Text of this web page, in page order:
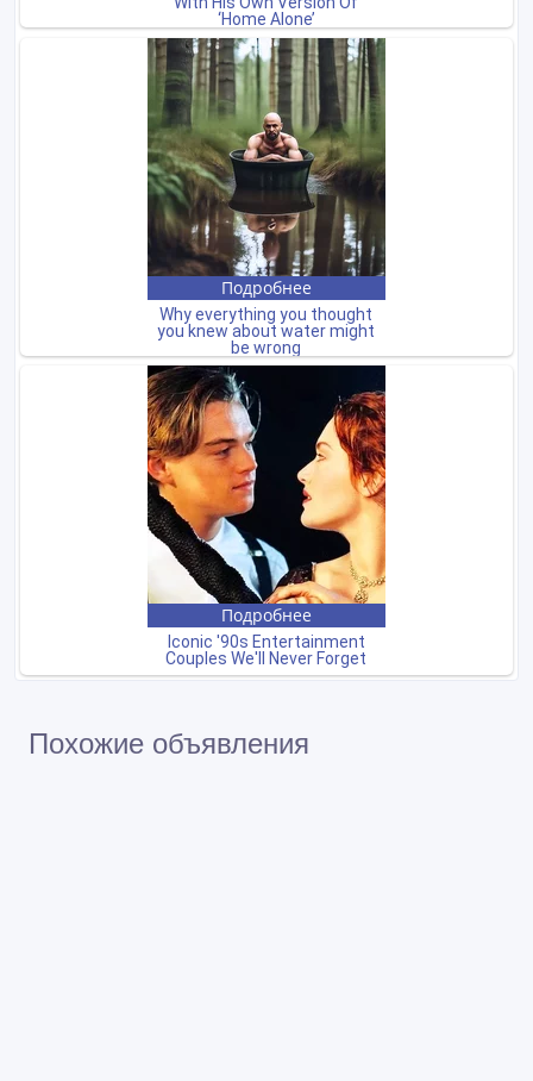
Похожие объявления